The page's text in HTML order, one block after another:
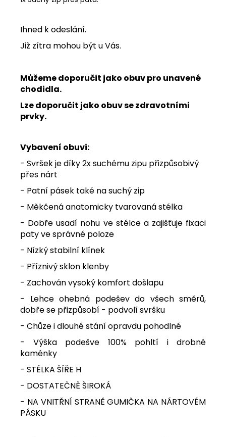
Ihned k odeslání.
Již zítra mohou být u Vás.
Můžeme doporučit jako obuv pro unavené
chodidla.
Lze doporučit jako obuv se zdravotními
prvky.
Vybavení obuvi:
- Svršek je díky 2x suchému zipu přizpůsobivý
přes nárt
- Patní pásek také na suchý zip
- Měkčená anatomicky tvarovaná stélka
- Dobře usadí nohu ve stélce a zajišťuje fixaci
paty ve správné poloze
- Nízký stabilní klínek
- Příznivý sklon klenby
- Zachován vysoký komfort došlapu
- Lehce ohebná podešev do všech směrů,
dobře se přizpůsobí - podvolí svršku
- Chůze i dlouhé stání opravdu pohodlné
- Výška podešve 100% pohltí i drobné
kaménky
- STÉLKA ŠÍŘE H
- DOSTATEČNĚ ŠIROKÁ
- NA VNITŘNÍ STRANĚ GUMIČKA NA NÁRTOVÉM
PÁSKU